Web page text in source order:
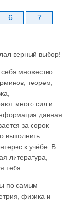
6
7
верный выбор!
множество
теорем,
много сил и
данная
за сорок
выполнить
к учёбе. В
литература,
тебя.
по самым
физика и